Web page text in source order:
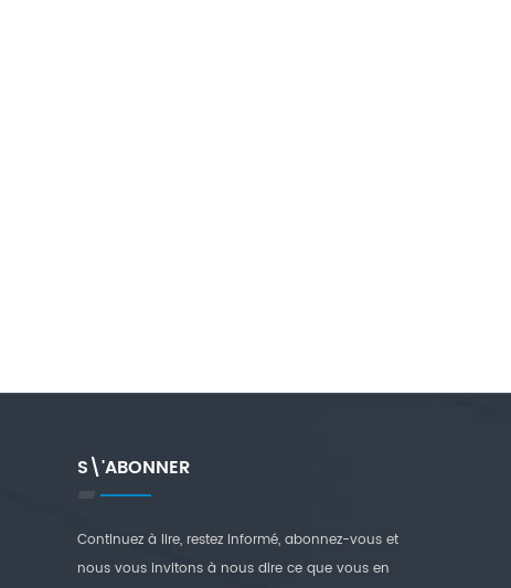
S\'ABONNER
Continuez à lire, restez informé, abonnez-vous et
nous vous invitons à nous dire ce que vous en